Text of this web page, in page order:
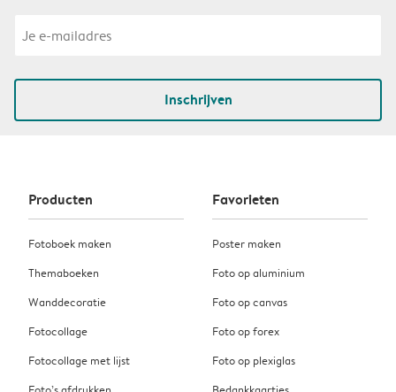
Inschrijven
Producten
Fotoboek maken
Themaboeken
Wanddecoratie
Fotocollage
Fotocollage met lijst
Favorieten
Poster maken
Foto op aluminium
Foto op canvas
Foto op forex
Foto op plexiglas